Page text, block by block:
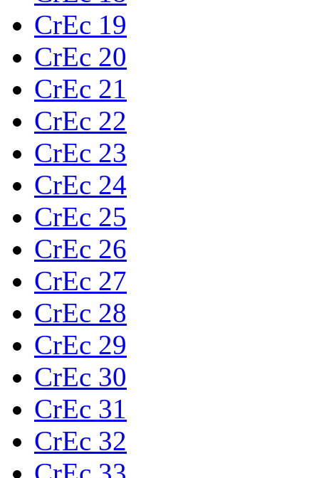
CrEc 19
CrEc 20
CrEc 21
CrEc 22
CrEc 23
CrEc 24
CrEc 25
CrEc 26
CrEc 27
CrEc 28
CrEc 29
CrEc 30
CrEc 31
CrEc 32